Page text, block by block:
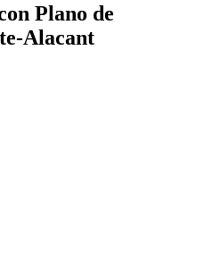
Plano de
Alacant